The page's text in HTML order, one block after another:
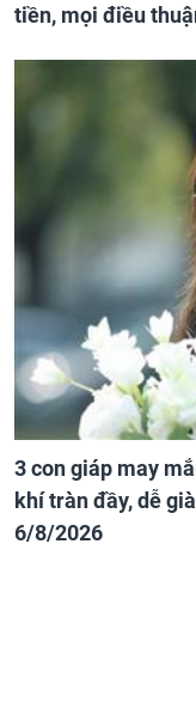
tiền, mọi điều
3 con giáp may
khí tràn đầy, dễ
6/8/2026